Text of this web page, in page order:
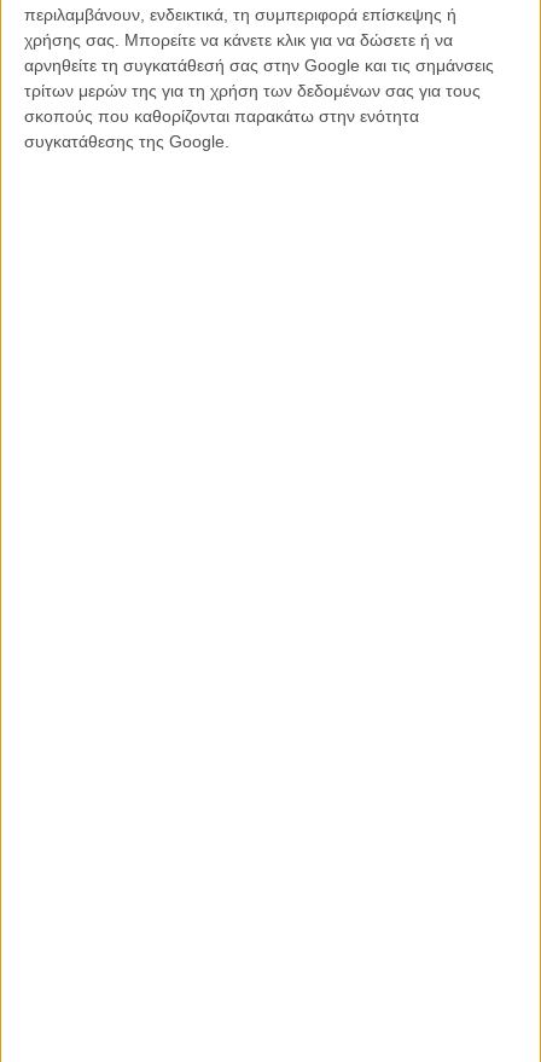
περιλαμβάνουν, ενδεικτικά, τη συμπεριφορά επίσκεψης ή
χρήσης σας. Μπορείτε να κάνετε κλικ για να δώσετε ή να
αρνηθείτε τη συγκατάθεσή σας στην Google και τις σημάνσεις
τρίτων μερών της για τη χρήση των δεδομένων σας για τους
σκοπούς που καθορίζονται παρακάτω στην ενότητα
συγκατάθεσης της Google.
View this post on Instagram